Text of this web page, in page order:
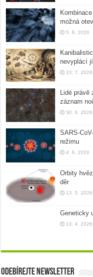
možná
5. 8. 2026
nevyplácí
10. 7. 2026
Lidé právě
záznam
30. 6. 2026
SARS-
režimu
4. 6. 2026
Orbity
děr
13. 5. 2026
Geneticky
10. 4. 2026
Odebírejte newsletter